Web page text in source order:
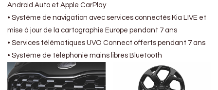
Android Auto et Apple CarPlay
• Système de navigation avec services connectés Kia LIVE et
mise à jour de la cartographie Europe pendant 7 ans
• Services télématiques UVO Connect offerts pendant 7 ans
• Système de téléphonie mains libres Bluetooth